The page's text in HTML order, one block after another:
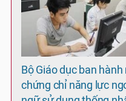
Bộ Giáo dục ban hành
chứng chỉ năng lực